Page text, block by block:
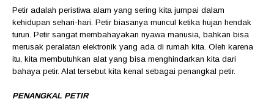
Petir adalah peristiwa alam yang sering kita jumpai dalam
kehidupan sehari-hari. Petir biasanya muncul ketika hujan hendak
turun. Petir sangat membahayakan nyawa manusia, bahkan bisa
merusak peralatan elektronik yang ada di rumah kita. Oleh karena
itu, kita membutuhkan alat yang bisa menghindarkan kita dari
bahaya petir. Alat tersebut kita kenal sebagai penangkal petir.
PENANGKAL PETIR